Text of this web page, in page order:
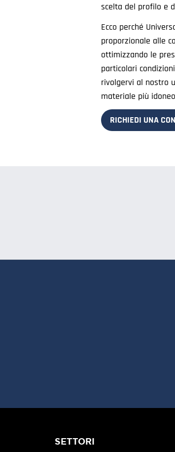
scelta del profilo e
Ecco perché
proporzionale alle
ottimizzando le
particolari
rivolgervi al nostro
materiale più
RICHIEDI UNA
SETTORI